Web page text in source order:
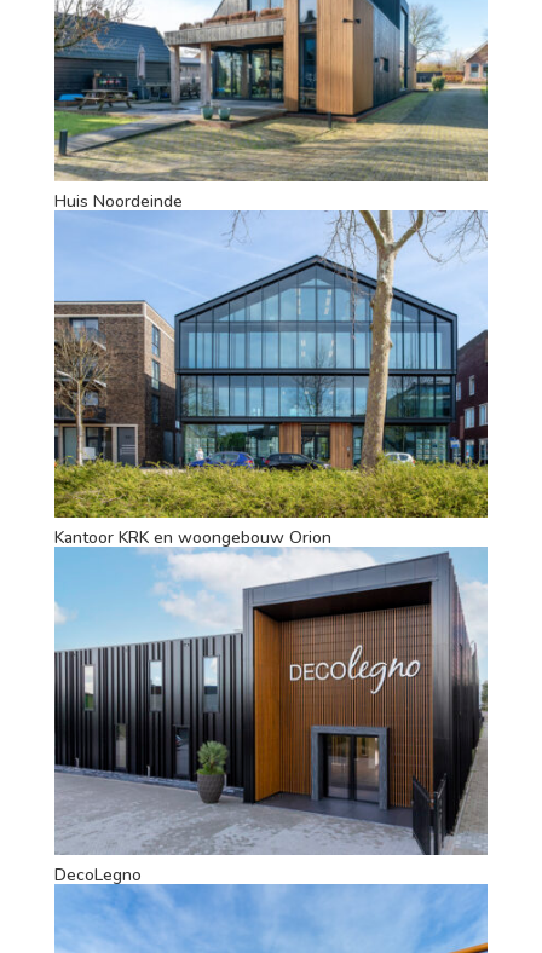
Huis Noordeinde
Kantoor KRK en woongebouw Orion
DecoLegno